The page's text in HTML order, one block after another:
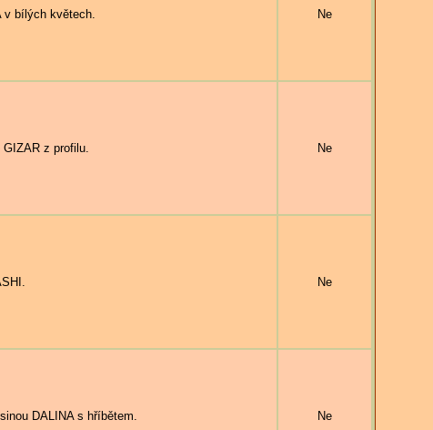
bílých květech. Ne
z profilu. Ne
Ne
DALINA s hříbětem. Ne